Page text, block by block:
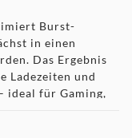
Burst-
in einen
Das Ergebnis
Ladezeiten und
ideal für Gaming,